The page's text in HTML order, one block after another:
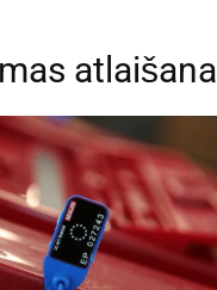
atlaišana